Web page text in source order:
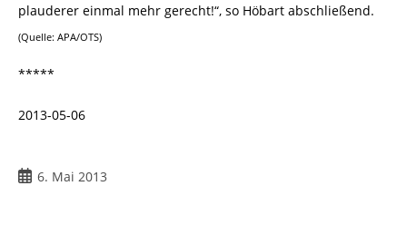
plauderer einmal mehr gerecht!“, so Höbart abschließend.
(Quelle: APA/OTS)
*****
2013-05-06
Beitrag
6. Mai 2013